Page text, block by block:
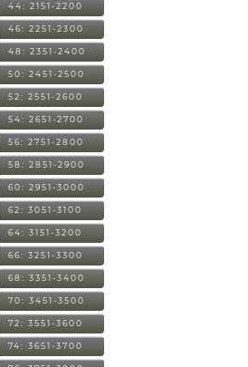
44: 2151-2200
46: 2251-2300
48: 2351-2400
50: 2451-2500
52: 2551-2600
54: 2651-2700
56: 2751-2800
58: 2851-2900
60: 2951-3000
62: 3051-3100
64: 3151-3200
66: 3251-3300
68: 3351-3400
70: 3451-3500
72: 3551-3600
74: 3651-3700